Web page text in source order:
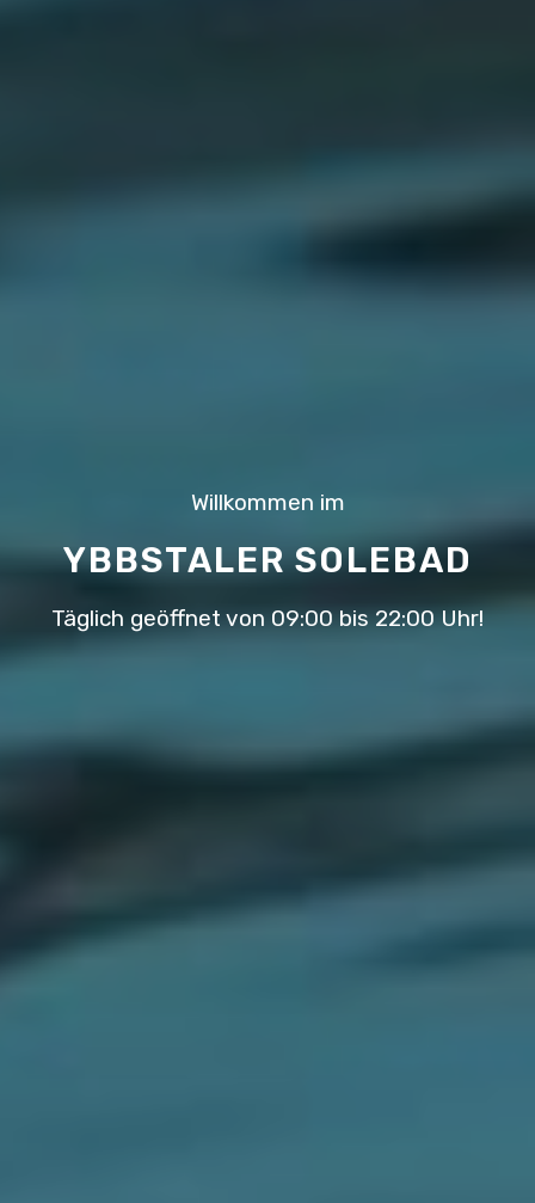
Willkommen im
YBBSTALER SOLEBAD
Täglich geöffnet von 09:00 bis 22:00 Uhr!